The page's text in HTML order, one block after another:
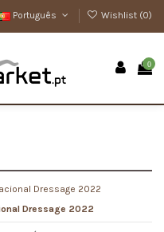
Português Wishlist (0)
0
Dressage 2022